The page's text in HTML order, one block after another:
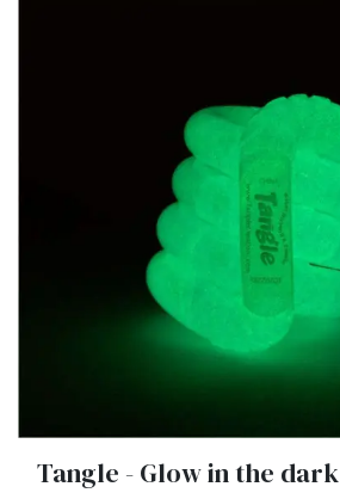
Tangle - Glow in the dark